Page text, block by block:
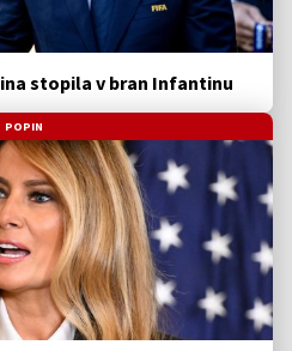
stopila v bran Infantinu
POPIN